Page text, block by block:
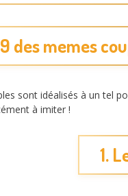
des memes
sont idéalisés à un tel
à imiter !
1.